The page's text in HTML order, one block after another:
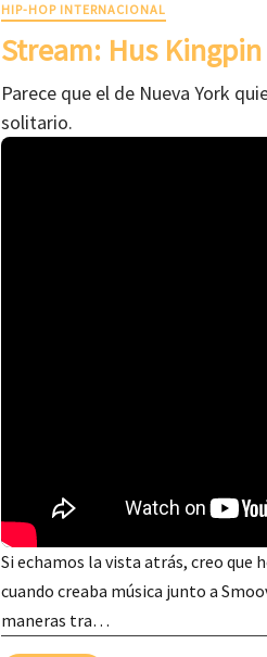
HIP-HOP INTERNACIONAL
Stream: Hus Kingpin
Parece que el de Nueva York
solitario.
Si echamos la vista atrás, creo que
cuando creaba música junto a
maneras tra…